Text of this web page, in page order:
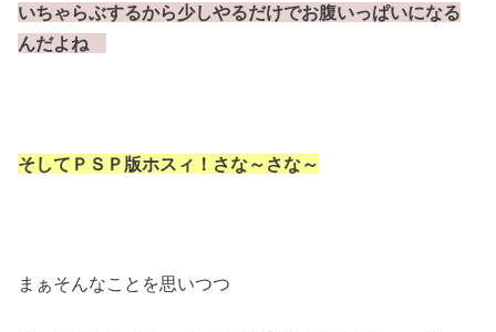
いちゃらぶするから少しやるだけでお腹いっぱいになる
んだよね
そしてＰＳＰ版ホスィ！さな～さな～
まぁそんなことを思いつつ